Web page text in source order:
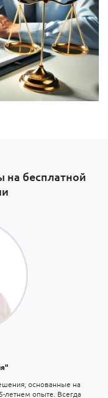
на бесплатной
основанные на
летнем опыте. Всегда